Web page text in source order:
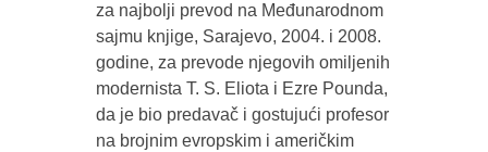
za najbolji prevod na Međunarodnom
sajmu knjige, Sarajevo, 2004. i 2008.
godine, za prevode njegovih omiljenih
modernista T. S. Eliota i Ezre Pounda,
da je bio predavač i gostujući profesor
na brojnim evropskim i američkim